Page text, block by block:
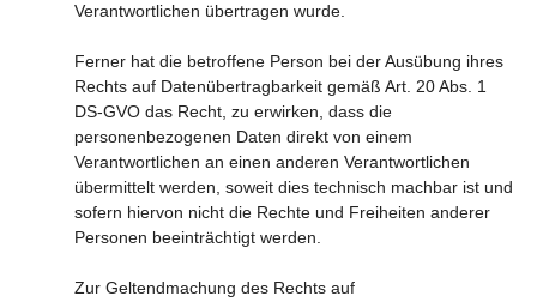
Verantwortlichen übertragen wurde.
Ferner hat die betroffene Person bei der Ausübung ihres
Rechts auf Datenübertragbarkeit gemäß Art. 20 Abs. 1
DS-GVO das Recht, zu erwirken, dass die
personenbezogenen Daten direkt von einem
Verantwortlichen an einen anderen Verantwortlichen
übermittelt werden, soweit dies technisch machbar ist und
sofern hiervon nicht die Rechte und Freiheiten anderer
Personen beeinträchtigt werden.
Zur Geltendmachung des Rechts auf